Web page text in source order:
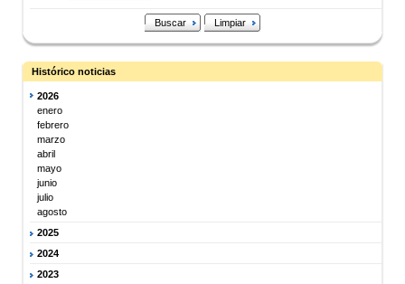
Buscar Limpiar
Histórico noticias
2026
enero
febrero
marzo
abril
mayo
junio
julio
agosto
2025
2024
2023